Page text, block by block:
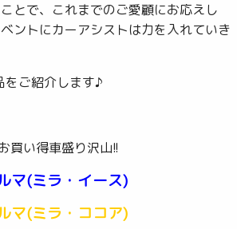
とで、これまでのご愛顧にお応えし
ントにカーアシストは力を入れていき
をご紹介します♪
買い得車盛り沢山!!
マ(ミラ・イース)
マ(ミラ・ココア)